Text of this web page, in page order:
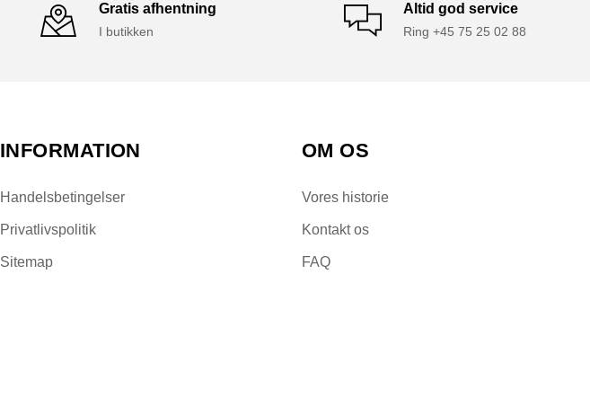
Gratis afhentning
I butikken
Altid god service
Ring +45 75 25 02 88
INFORMATION
Handelsbetingelser
Privatlivspolitik
Sitemap
OM OS
Vores historie
Kontakt os
FAQ